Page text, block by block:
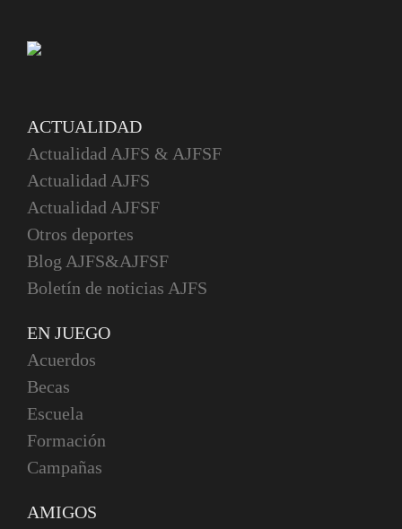
ACTUALIDAD
Actualidad AJFS & AJFSF
Actualidad AJFS
Actualidad AJFSF
Otros deportes
Blog AJFS&AJFSF
Boletín de noticias AJFS
EN JUEGO
Acuerdos
Becas
Escuela
Formación
Campañas
AMIGOS